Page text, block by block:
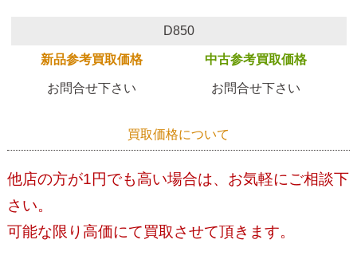
D850
新品参考買取価格 中古参考買取価格
お問合せ下さい お問合せ下さい
買取価格について
他店の方が1円でも高い場合は、お気軽にご相談下
さい。
可能な限り高価にて買取させて頂きます。